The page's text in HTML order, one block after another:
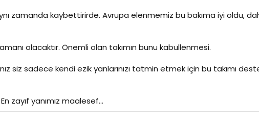
zamanda kaybettirirde. Avrupa elenmemiz bu bakıma iyi oldu,
olacaktır. Önemli olan takımın bunu kabullenmesi.
siz sadece kendi ezik yanlarınızı tatmin etmek için bu takımı
zayıf yanımız maalesef...